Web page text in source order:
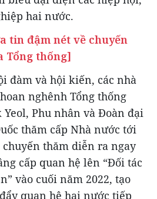
hai nước.
tin đậm nét về chuyến
Tổng thống]
đàm và hội kiến, các nhà
nghênh Tổng thống
Yeol, Phu nhân và Đoàn đại
thăm cấp Nhà nước tới
thăm diễn ra ngay
cấp quan hệ lên “Đối tác
vào cuối năm 2022, tạo
quan hệ hai nước tiếp